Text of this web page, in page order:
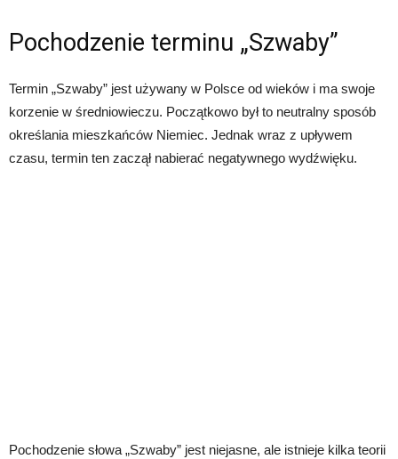
Pochodzenie terminu „Szwaby”
Termin „Szwaby” jest używany w Polsce od wieków i ma swoje
korzenie w średniowieczu. Początkowo był to neutralny sposób
określania mieszkańców Niemiec. Jednak wraz z upływem
czasu, termin ten zaczął nabierać negatywnego wydźwięku.
Pochodzenie słowa „Szwaby” jest niejasne, ale istnieje kilka teorii